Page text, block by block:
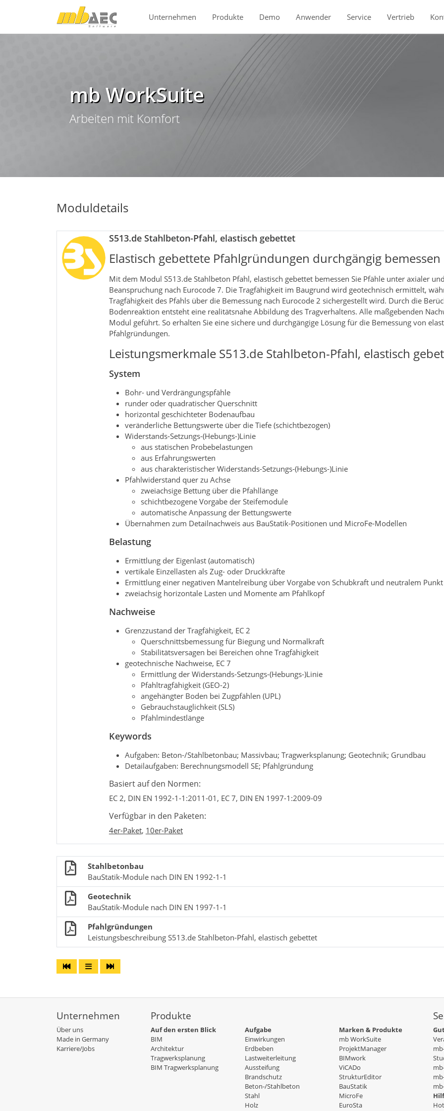
Direkt zur Hauptnavigation springen
Direkt zum Inhalt springen
Unternehmen
Produkte Demo Anwender Service Vertrieb
mb WorkSuite
Arbeiten mit Komfort
Moduldetails
S513.de Stahlbeton-Pfahl, elastisch gebettet
Elastisch gebettete Pfahlgründungen durchgängig bemessen
Mit dem Modul S513.de Stahlbeton Pfahl, elastisch gebettet bemessen Sie Pfähle unter axialer
Beanspruchung nach Eurocode 7. Die Tragfähigkeit im Baugrund wird geotechnisch ermittelt,
Tragfähigkeit des Pfahls über die Bemessung nach Eurocode 2 sichergestellt wird. Durch die
Bodenreaktion entsteht eine realitätsnahe Abbildung des Tragverhaltens. Alle maßgebenden
Modul geführt. So erhalten Sie eine sichere und durchgängige Lösung für die Bemessung von
Pfahlgründungen.
Leistungsmerkmale S513.de Stahlbeton-Pfahl, elastisch
System
Bohr- und Verdrängungspfähle
runder oder quadratischer Querschnitt
horizontal geschichteter Bodenaufbau
veränderliche Bettungswerte über die Tiefe (schichtbezogen)
Widerstands-Setzungs-(Hebungs-)Linie
aus statischen Probebelastungen
aus Erfahrungswerten
aus charakteristischer Widerstands-Setzungs-(Hebungs-)Linie
Pfahlwiderstand quer zu Achse
zweiachsige Bettung über die Pfahllänge
schichtbezogene Vorgabe der Steifemodule
automatische Anpassung der Bettungswerte
Übernahmen zum Detailnachweis aus BauStatik-Positionen und MicroFe-Modellen
Belastung
Ermittlung der Eigenlast (automatisch)
vertikale Einzellasten als Zug- oder Druckkräfte
Ermittlung einer negativen Mantelreibung über Vorgabe von Schubkraft und neutralem Punkt
zweiachsig horizontale Lasten und Momente am Pfahlkopf
Nachweise
Grenzzustand der Tragfähigkeit, EC 2
Querschnittsbemessung für Biegung und Normalkraft
Stabilitätsversagen bei Bereichen ohne Tragfähigkeit
geotechnische Nachweise, EC 7
Ermittlung der Widerstands-Setzungs-(Hebungs-)Linie
Pfahltragfähigkeit (GEO-2)
angehängter Boden bei Zugpfählen (UPL)
Gebrauchstauglichkeit (SLS)
Pfahlmindestlänge
Keywords
Aufgaben: Beton-/Stahlbetonbau; Massivbau; Tragwerksplanung; Geotechnik; Grundbau
Detailaufgaben: Berechnungsmodell SE; Pfahlgründung
Basiert auf den Normen:
EC 2, DIN EN 1992-1-1:2011-01, EC 7, DIN EN 1997-1:2009-09
Verfügbar in den Paketen:
4er-Paket, 10er-Paket
Stahlbetonbau
BauStatik-Module nach DIN EN 1992-1-1
Geotechnik
BauStatik-Module nach DIN EN 1997-1-1
Pfahlgründungen
Leistungsbeschreibung S513.de Stahlbeton-Pfahl, elastisch gebettet
Unternehmen
Über uns
Made in Germany
Karriere/Jobs
Produkte
Auf den ersten Blick
BIM
Architektur
Tragwerksplanung
BIM Tragwerksplanung
Aufgabe
Einwirkungen
Erdbeben
Lastweiterleitung
Aussteifung
Brandschutz
Beton-/Stahlbeton
Stahl
Holz
Marken & Produkte
mb WorkSuite
ProjektManager
BIMwork
ViCADo
StrukturEditor
BauStatik
MicroFe
EuroSta